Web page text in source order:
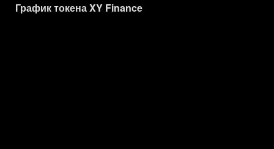
График токена XY Finance